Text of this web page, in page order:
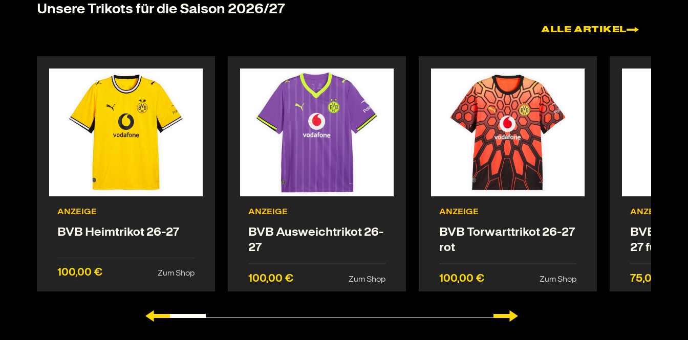
Unsere Trikots für die Saison 2026/27
ALLE ARTIKEL
ANZEIGE
BVB Heimtrikot 26-27
100,00 € Zum Shop
ANZEIGE
BVB Ausweichtrikot 26-
27
100,00 € Zum Shop
ANZEIGE
BVB Torwarttrikot 26-27
rot
100,00 € Zum Shop
ANZEIGE
BVB
27 für
75,00 €